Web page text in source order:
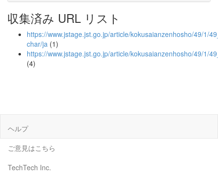
収集済み URL リスト
https://www.jstage.jst.go.jp/article/kokusaianzenhosho/49/1/
char/ja (1)
https://www.jstage.jst.go.jp/article/kokusaianzenhosho/49/1/
(4)
ヘルプ
ご意見はこちら
TechTech Inc.